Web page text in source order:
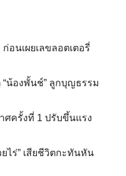
อนเผยเลขลอตเตอรี่
“น้องพั้นช์” ลูกบุญธรรม
ศครั้งที่ 1 ปรับขึ้นแรง
ไร่” เสียชีวิตกะทันหัน